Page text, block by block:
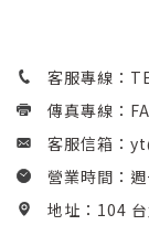
客服專線：
傳真專線：
客服信箱：
營業時間：
地址：104